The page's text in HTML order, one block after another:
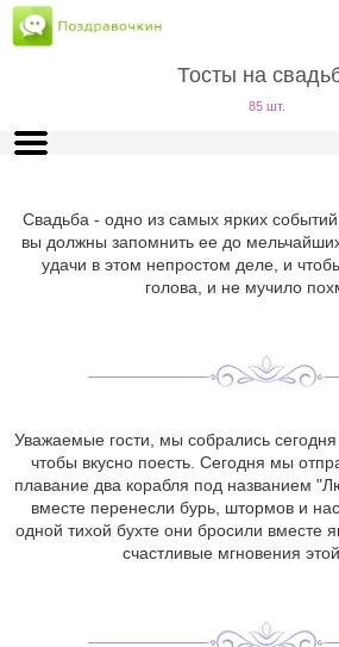
Тосты на
85 шт.
Свадьба - одно из самых ярких
вы должны запомнить ее до
удачи в этом непростом деле, и
голова, и не мучило
Уважаемые гости, мы собрались сегодня
чтобы вкусно поесть. Сегодня мы
плавание два корабля под названием
вместе перенесли бурь, штормов и
одной тихой бухте они бросили вместе
счастливые мгновения этой